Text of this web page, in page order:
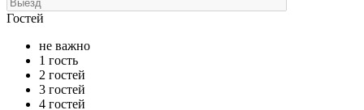
Гостей
не важно
1 гость
2 гостей
3 гостей
4 гостей